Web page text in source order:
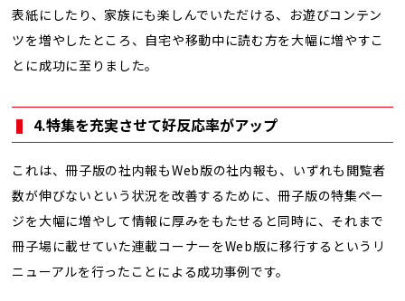
表紙にしたり、家族にも楽しんでいただける、お遊びコンテン
ツを増やしたところ、自宅や移動中に読む方を大幅に増やすこ
とに成功に至りました。
4.特集を充実させて好反応率がアップ
これは、冊子版の社内報もWeb版の社内報も、いずれも閲覧者
数が伸びないという状況を改善するために、冊子版の特集ペー
ジを大幅に増やして情報に厚みをもたせると同時に、それまで
冊子場に載せていた連載コーナーをWeb版に移行するというリ
ニューアルを行ったことによる成功事例です。